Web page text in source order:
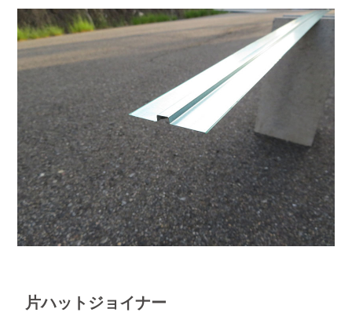
片ハットジョイナー